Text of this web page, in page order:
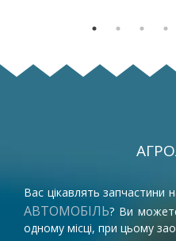
Вас цікавлять запчастини
АВТОМОБІЛЬ? Ви
одному місці, при цьому